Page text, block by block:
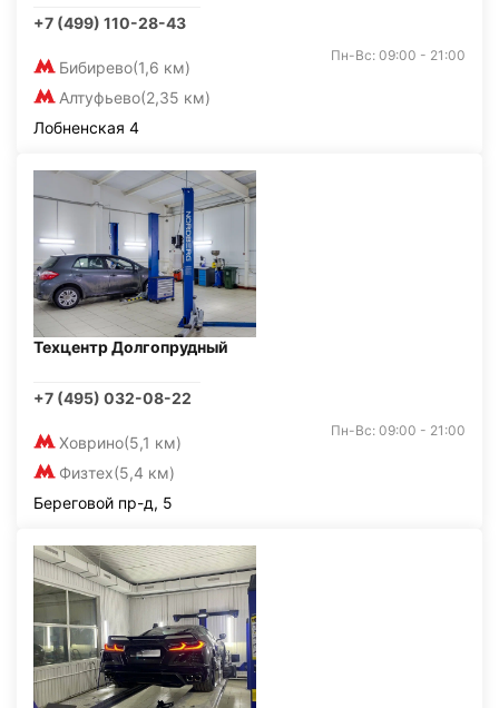
+7 (499) 110-28-43
Бибирево(1,6 км)
Алтуфьево(2,35 км)
Пн-Вс: 09:00 - 21:00
Лобненская 4
Техцентр Долгопрудный
+7 (495) 032-08-22
Ховрино(5,1 км)
Физтех(5,4 км)
Пн-Вс: 09:00 - 21:00
Береговой пр-д, 5